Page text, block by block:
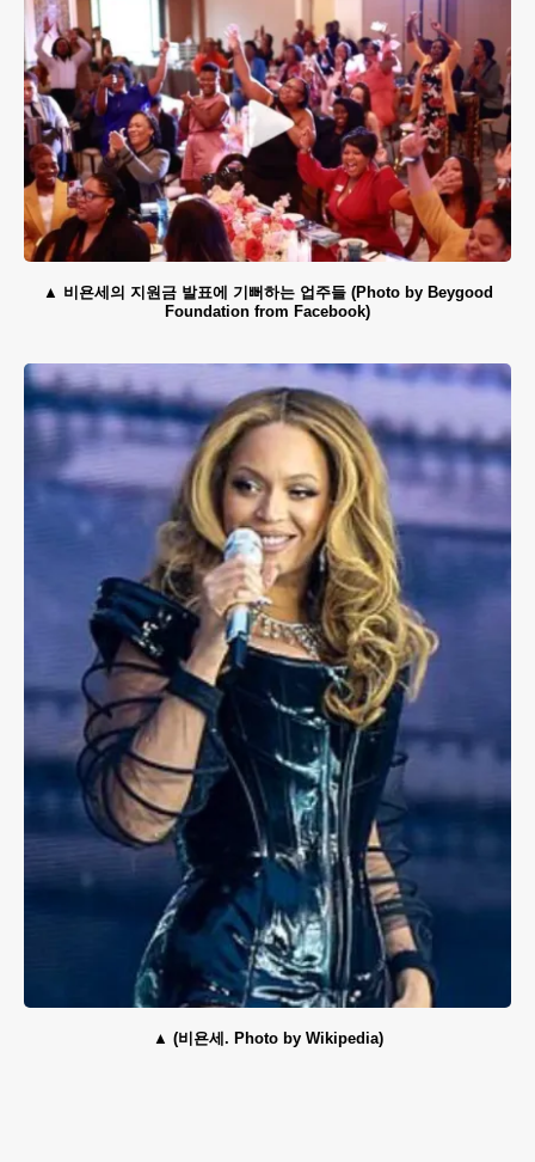
비욘세의 지원금 발표에 기뻐하는 업주들 (Photo by Beygood
Foundation from Facebook)
(비욘세. Photo by Wikipedia)